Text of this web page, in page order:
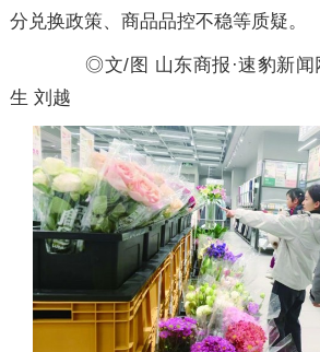
分兑换政策、商品品控不稳等质疑。
◎文/图 山东商报·速豹新闻
生 刘越